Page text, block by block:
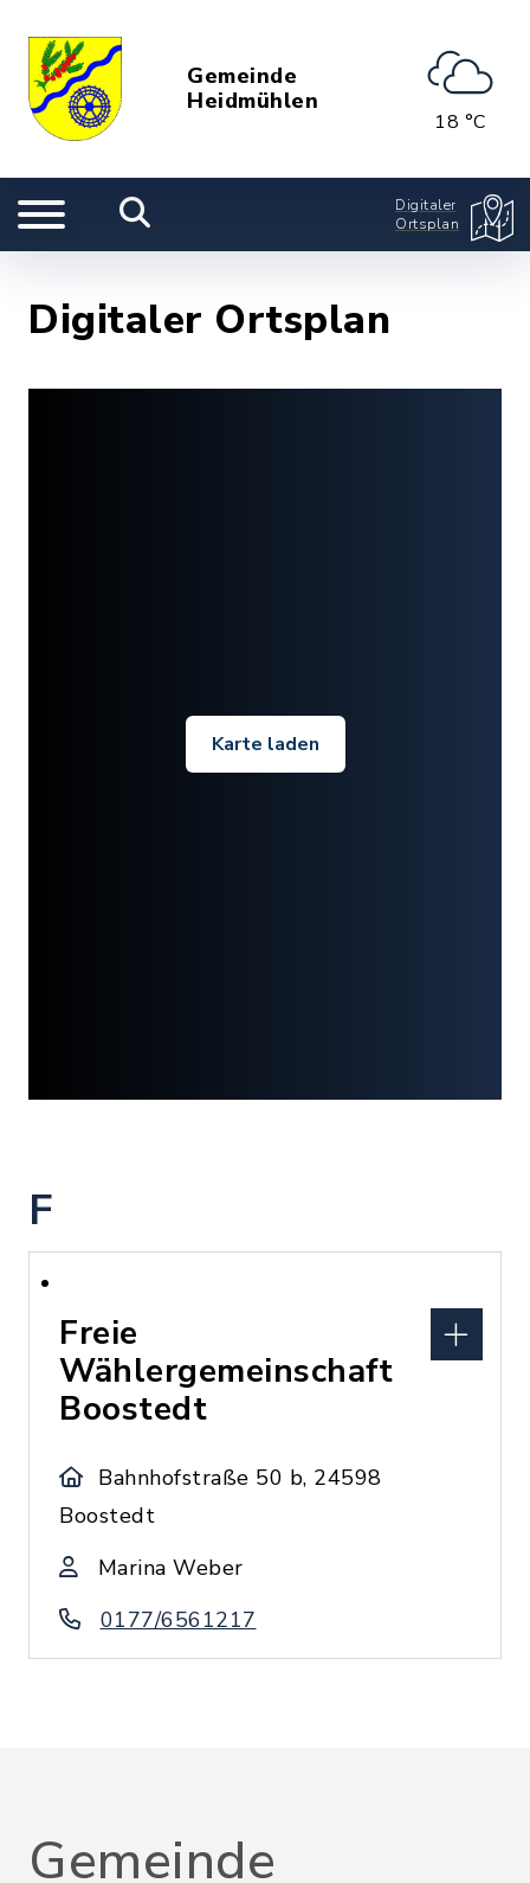
Gemeinde
Heidmühlen
18 °C
Digitaler
Ortsplan
Digitaler Ortsplan
Karte laden
F
Freie
Wählergemeinschaft
Boostedt
Bahnhofstraße 50 b, 24598
Boostedt
Marina Weber
0177/6561217
Gemeinde